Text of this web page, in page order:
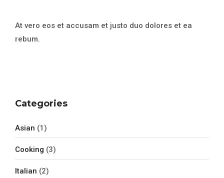
At vero eos et accusam et justo duo dolores et ea
rebum.
Categories
Asian (1)
Cooking (3)
Italian (2)